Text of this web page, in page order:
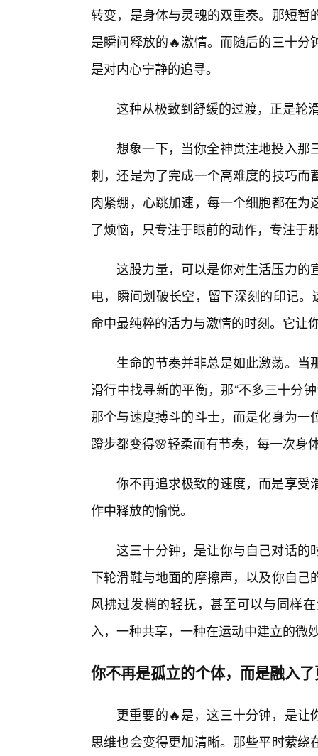
转变，是身体与灵魂的双重奏。那短
是瞬间释放的🔥激情。而随后的三十
是对内心宁静的追寻。
这种从极致到舒缓的过渡，正是轮
想象一下，当你全神贯注地投入那
刺，还是为了完成一个高难度的技巧
肉紧绷，心跳加速，每一个细胞都在
了烦恼，只专注于眼前的动作，专注于
这股力量，可以是你对生活压力的
电，瞬间划破长空，留下深刻的印记
命中最纯粹的活力与激情的时刻。它让
生命的节奏并非总是如此激荡。
滑行中找寻新的平衡，那“不多三十分
那个与速度搏斗的斗士，而是化身为
蹬步都变得🌸轻柔而有节奏，每一次身
你不再追求极致的速度，而是享受
作中释放的愉悦。
这三十分钟，是让你与自己对话的
下轮滑鞋与地面的摩擦声，以及你自
风拂过发梢的轻抚，甚至可以与同样
入，一种共享，一种在运动中建立的微
你不再是孤立的个体，而是融入
更重要的🔥是，这三十分钟，是
思维也会变得更加清晰。那些平时萦